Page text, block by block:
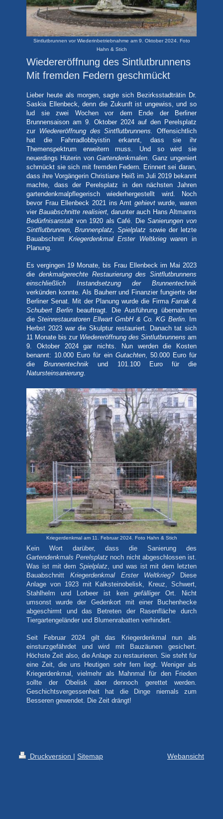
Sintlutbrunnen vor Wiederinbetriebnahme am 9. Oktober 2024. Foto
Hahn & Stich
Wiedereröffnung des Sintlutbrunnens
Mit fremden Federn geschmückt
Lieber heute als morgen, sagte sich Bezirksstadträtin Dr.
Saskia Ellenbeck, denn die Zukunft ist ungewiss, und so
lud sie zwei Wochen vor dem Ende der Berliner
Brunnensaison am 9. Oktober 2024 auf den Perelsplatz
zur Wiedereröffnung des Sintflutbrunnens.
Offensichtlich
hat die Fahrradlobbyistin erkannt, dass sie ihr
Themenspektrum erweitern muss. Und so wird sie
neuerdings Hüterin vonGartendenkmalen
Ganz ungeniert
schmückt sie sich mit fremden Federn.
Erinnert sei daran,
dass ihre Vorgängerin Christiane Heiß im Juli 2019 bekannt
machte, dass der
Perelsplatz in den nächsten Jahren
gartendenkmalpflegerisch wiederhergestellt wird. Noch
bevor Frau Ellenbeck 2021 ins Amt gehievtwurde, waren
vier Bauabschnitte realisiert, darunter auch Hans Altmanns
Bedürfnisanstalt von 1920 als Café. DieSanierungen von
Sintflutbrunnen, Brunnenplatz, Spielplatz sowie der letzte
Bauabschnitt Kriegerdenkmal Erster Weltkriegwaren in
Planung.
Es vergingen 19 Monate, bis Frau Ellenbeck im Mai 2023
die denkmalgerechte Restaurierung des Sintflutbrunnens
einschließlich Instandsetzung der Brunnentechnik
verkünden konnte. Als Bauherr und Finanzier fungierte der
Berliner Senat. Mit der Planung wurde die Firma Farrak &
Schubert Berlin beauftragt. Die Ausführung übernahmen
dieSteinrestauratoren Ellwart GmbH & Co. KG Berlin.
Im
Herbst 2023 war die Skulptur restauriert. Danach tat sich
11 Monate bis zur Wiedereröffnung des Sintlutbrunnens am
9. Oktober 2024 gar nichts. Nun werden die Kosten
benannt: 10.000 Euro für ein Gutachten, 50.000 Euro für
dieBrunnentechnik und 101.100 Euro für die
Natursteinsanierung
Kriegerdenkmal am 11. Februar 2024. Foto Hahn & Stich
Kein Wort darüber, dass die Sanierung des
Gartendenkmals Perelsplatz noch nicht abgeschlossen ist.
Was ist mit demSpielplatz , und was ist mit dem letzten
Bauabschnitt Kriegerdenkmal Erster Weltkrieg?Diese
Anlage von 1923 mit
Kalksteinobelisk, Kreuz, Schwert,
Stahlhelm und Lorbeer ist kein gefälligerOrt. Nicht
umsonst wurde der Gedenkort mit einer Buchenhecke
abgeschirmt und das Betreten der Rasenfläche durch
Tiergartengeländer und Blumenrabatten verhindert.
Seit Februar 2024 gilt das Kriegerdenkmal nun als
einsturzgefährdet und wird mit Bauzäunen gesichert.
Höchste Zeit also, die Anlage zu restaurieren. Sie steht für
eine Zeit, die uns Heutigen sehr fern liegt. Weniger als
Kriegerdenkmal, vielmehr als Mahnmal für den Frieden
sollte der Obelisk aber dennoch gerettet werden.
Geschichtsvergessenheit hat die Dinge niemals zum
Besseren gewendet. Die Zeit drängt!
Druckversion | Sitemap Webansicht